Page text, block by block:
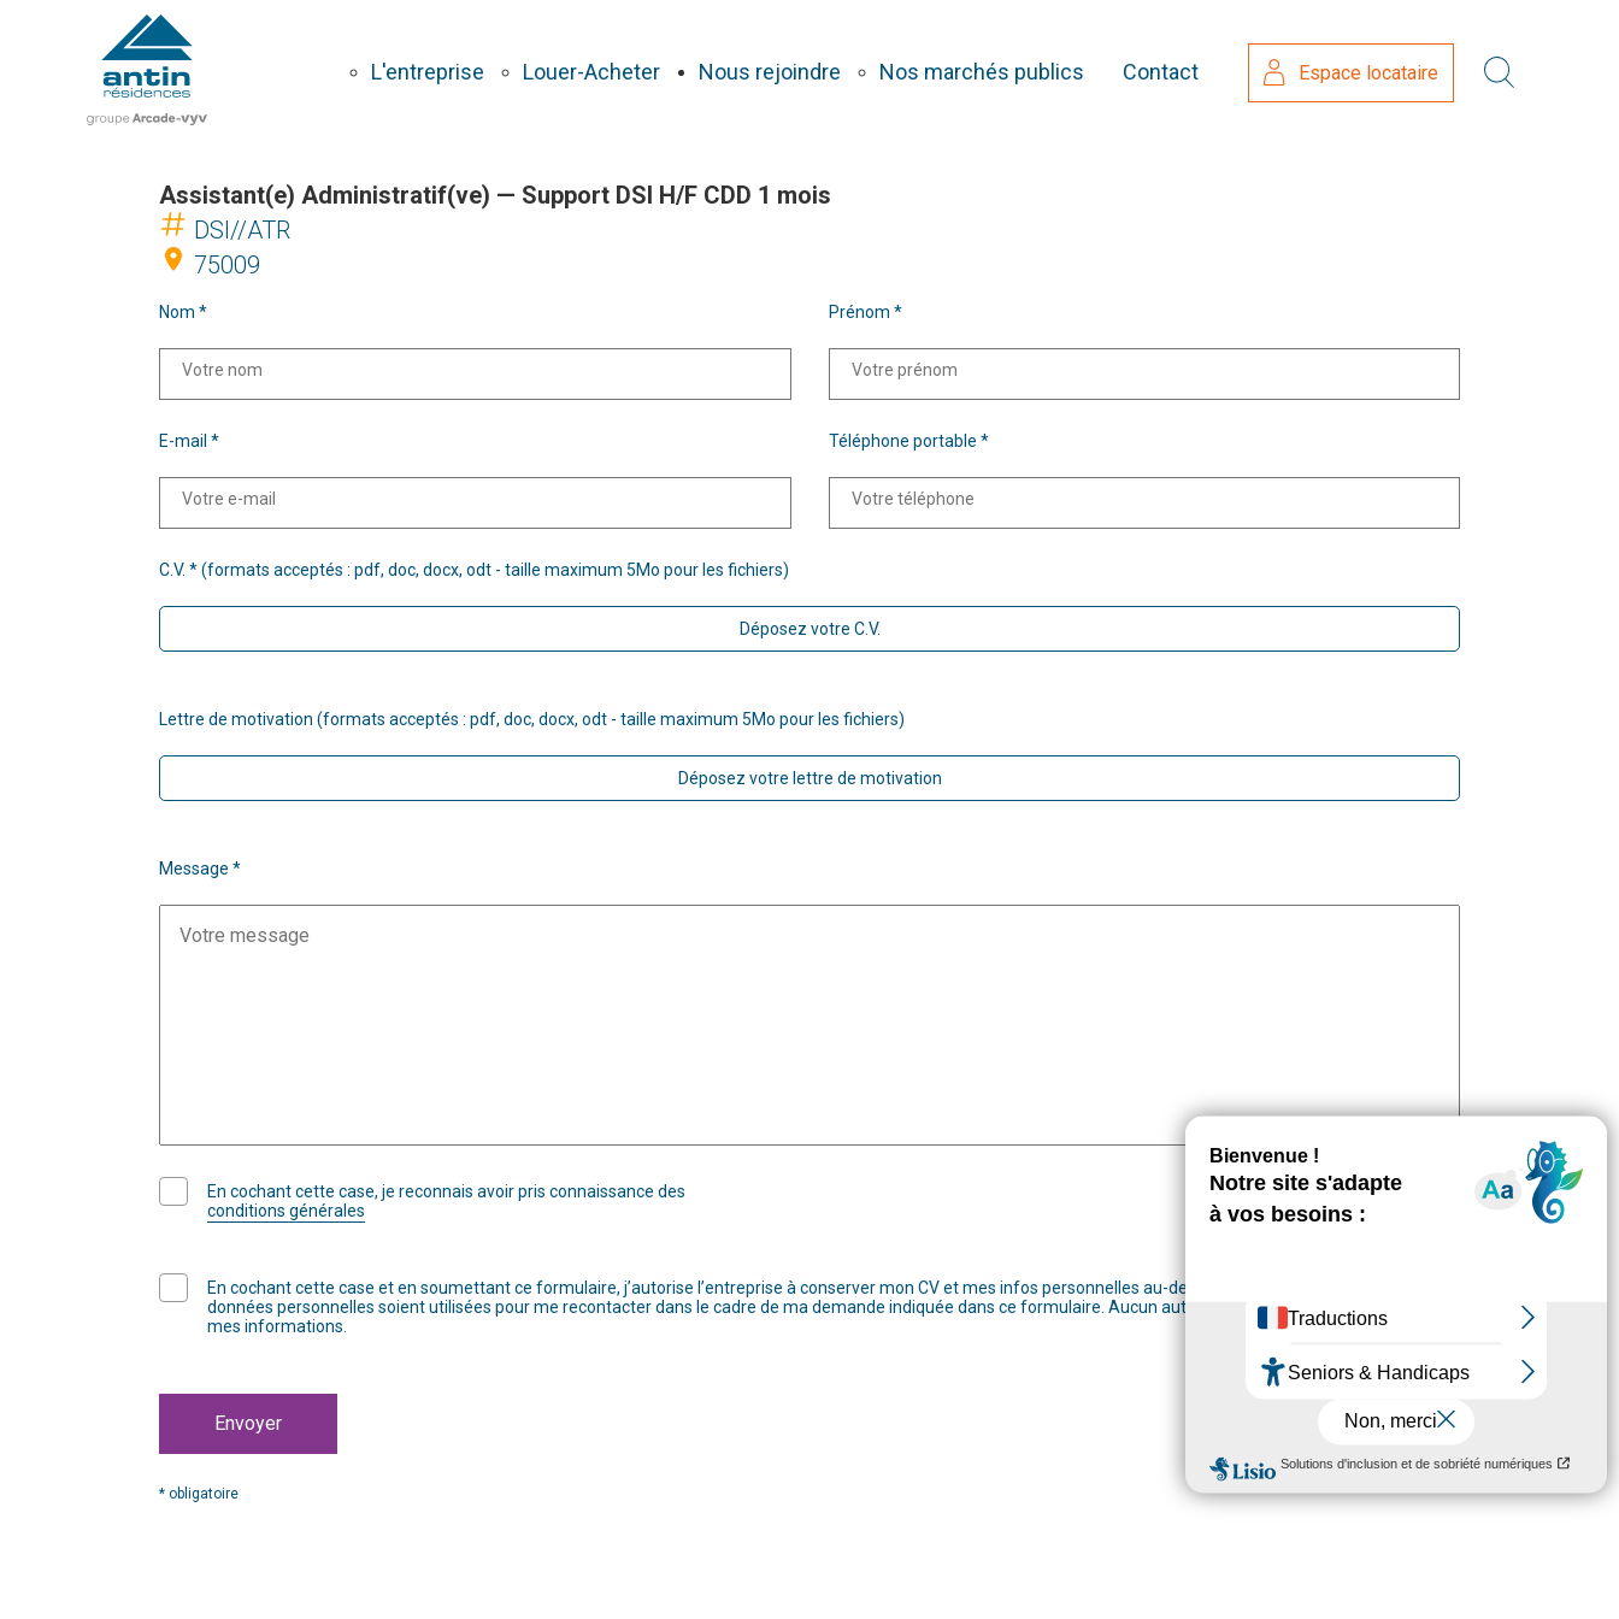
L'entreprise Louer-Acheter Nous rejoindre Nos marchés publics Contact Espace locataire
Assistant(e) Administratif(ve) — Support DSI H/F CDD 1 mois
DSI//ATR
75009
Nom * Prénom *
E-mail * Téléphone portable *
C.V. * (formats acceptés : pdf, doc, docx, odt - taille maximum 5Mo pour les fichiers)
Déposez votre C.V.
Lettre de motivation (formats acceptés : pdf, doc, docx, odt - taille maximum 5Mo pour les fichiers)
Déposez votre lettre de motivation
Message *
En cochant cette case, je reconnais avoir pris connaissance des
conditions générales
En cochant cette case et en soumettant ce formulaire, j’autorise l’entreprise à conserver mon CV et mes infos personnelles au-delà des 2 ans, j’accepte que mes
données personnelles soient utilisées pour me recontacter dans le cadre de ma demande indiquée dans ce formulaire. Aucun autre traitement ne sera effectué avec
mes informations.
Envoyer
* obligatoire